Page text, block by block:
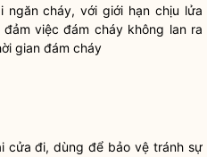
ngăn cháy, với giới hạn chịu lửa
việc đám cháy không lan ra
gian đám cháy
cửa đi, dùng để bảo vệ tránh sự